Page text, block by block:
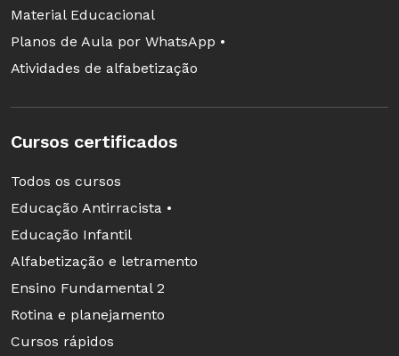
Material Educacional
Planos de Aula por WhatsApp •
Atividades de alfabetização
Cursos certificados
Todos os cursos
Educação Antirracista •
Educação Infantil
Alfabetização e letramento
Ensino Fundamental 2
Rotina e planejamento
Cursos rápidos